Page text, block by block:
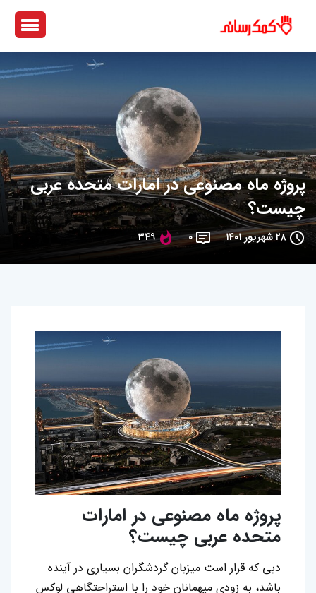
پروژه ماه مصنوعی در امارات متحده عربی
چیست؟
۲۸ شهریور ۱۴۰۱ ۰ ۳۴۹
پروژه ماه مصنوعی در امارات
متحده عربی چیست؟
دبی که قرار است میزبان گردشگران بسیاری در آینده
باشد، به زودی میهمانان خود را با استراحتگاهی لوکس